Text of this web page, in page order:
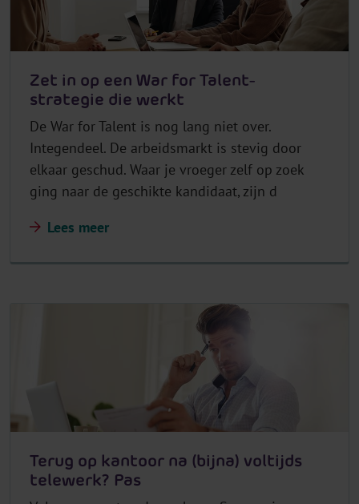
Zet in op een War for Talent-
strategie die werkt
De War for Talent is nog lang niet over.
Integendeel. De arbeidsmarkt is stevig door
elkaar geschud. Waar je vroeger zelf op zoek
ging naar de geschikte kandidaat, zijn d
Lees meer
Terug op kantoor na (bijna) voltijds
telewerk? Pas